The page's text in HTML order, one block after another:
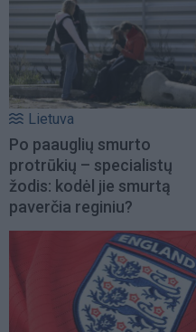
Lietuva
Po paauglių smurto
protrūkių – specialistų
žodis: kodėl jie smurtą
paverčia reginiu?